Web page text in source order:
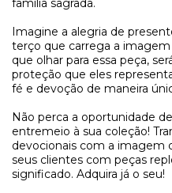
família sagrada.
Imagine a alegria de
terço que carrega a imagem
que olhar para essa peça,
proteção que eles
fé e devoção de maneira
Não perca a oportunidade
entremeio à sua coleção!
devocionais com a imagem
seus clientes com peças
significado. Adquira já o seu!